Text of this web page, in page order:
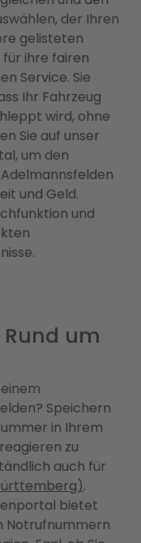
der Ihren
gelisteten
ihre fairen
Service. Sie
Ihr Fahrzeug
wird, ohne
Sie auf unser
um den
und Geld.
und
um
Speichern
in Ihrem
zu
auch für
.
bietet
Notrufnummern